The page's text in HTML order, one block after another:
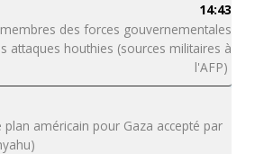
14:43
des forces gouvernementales
attaques houthies (sources militaires à
l'AFP)
américain pour Gaza accepté par